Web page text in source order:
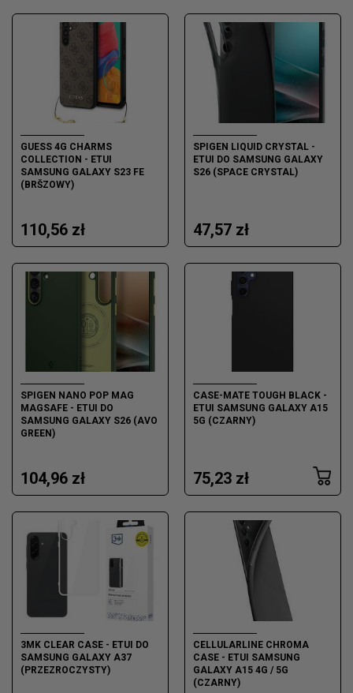
GUESS 4G CHARMS
COLLECTION - ETUI
SAMSUNG GALAXY S23 FE
(BRŠZOWY)
110,56 zł
SPIGEN LIQUID CRYSTAL -
ETUI DO SAMSUNG GALAXY
S26 (SPACE CRYSTAL)
47,57 zł
SPIGEN NANO POP MAG
MAGSAFE - ETUI DO
SAMSUNG GALAXY S26 (AVO
GREEN)
104,96 zł
CASE-MATE TOUGH BLACK -
ETUI SAMSUNG GALAXY A15
5G (CZARNY)
75,23 zł
3MK CLEAR CASE - ETUI DO
SAMSUNG GALAXY A37
(PRZEZROCZYSTY)
CELLULARLINE CHROMA
CASE - ETUI SAMSUNG
GALAXY A15 4G / 5G
(CZARNY)